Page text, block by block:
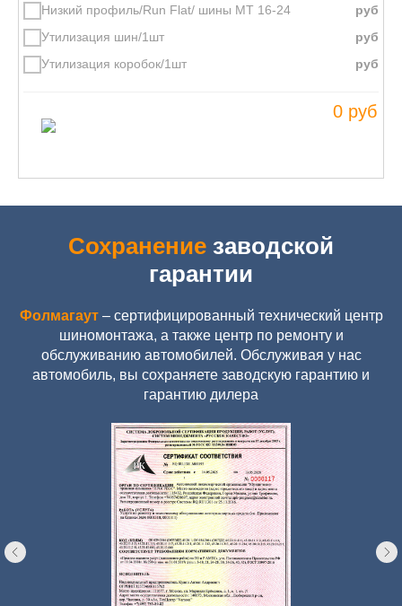
Низкий профиль/Run Flat/ шины МТ 16-24
Утилизация шин/1шт
Утилизация коробок/1шт
Сохранение заводской
гарантии
Фолмагаут – сертифицированный технический центр
шиномонтажа, а также центр по ремонту и
обслуживанию автомобилей. Обслуживая у нас
автомобиль, вы сохраняете заводскую гарантию и
гарантию дилера